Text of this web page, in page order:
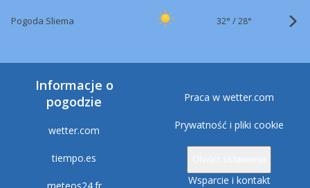
Pogoda Sliema 32° /28°
Informacje o
pogodzie
wetter.com
tiempo.es
Praca w wetter.com
Prywatność i pliki cookie
Wsparcie i kontakt